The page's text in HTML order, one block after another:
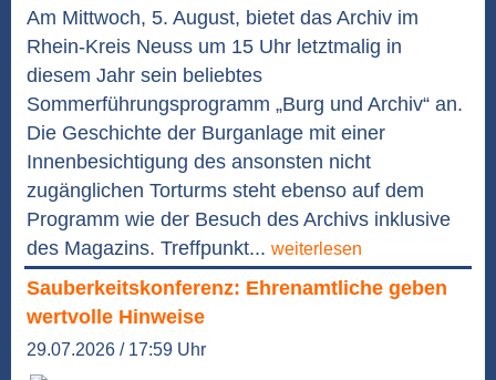
Am Mittwoch, 5. August, bietet das Archiv im
Rhein-Kreis Neuss um 15 Uhr letztmalig in
diesem Jahr sein beliebtes
Sommerführungsprogramm „Burg und Archiv“ an.
Die Geschichte der Burganlage mit einer
Innenbesichtigung des ansonsten nicht
zugänglichen Torturms steht ebenso auf dem
Programm wie der Besuch des Archivs inklusive
des Magazins. Treffpunkt... weiterlesen
Sauberkeitskonferenz: Ehrenamtliche geben
wertvolle Hinweise
29.07.2026 / 17:59 Uhr